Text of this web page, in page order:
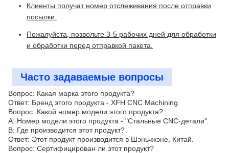
Клиенты получат номер отслеживания после отправки
посылки.
Пожалуйста, позвольте 3-5 рабочих дней для обработки
и обработки перед отправкой пакета.
Часто задаваемые вопросы
Вопрос: Какая марка этого продукта?
Ответ: Бренд этого продукта - XFH CNC Machining.
Вопрос: Какой номер модели этого продукта?
A: Номер модели этого продукта - "Стальные CNC-детали".
В: Где производится этот продукт?
Ответ: Этот продукт производится в Шэньчжэне, Китай.
Вопрос: Сертифицирован ли этот продукт?